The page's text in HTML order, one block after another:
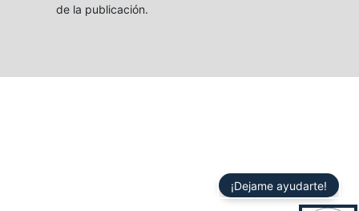
de la publicación.
¡Dejame ayudarte!